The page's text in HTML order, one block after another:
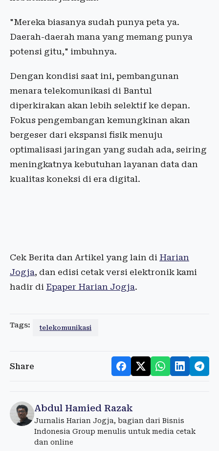
"Mereka biasanya sudah punya peta ya.
Daerah-daerah mana yang memang punya
potensi gitu," imbuhnya.
Dengan kondisi saat ini, pembangunan
menara telekomunikasi di Bantul
diperkirakan akan lebih selektif ke depan.
Fokus pengembangan kemungkinan akan
bergeser dari ekspansi fisik menuju
optimalisasi jaringan yang sudah ada, seiring
meningkatnya kebutuhan layanan data dan
kualitas koneksi di era digital.
Cek Berita dan Artikel yang lain di Harian
Jogja, dan edisi cetak versi elektronik kami
hadir di Epaper Harian Jogja.
Tags: telekomunikasi
Share
Abdul Hamied Razak
Jurnalis Harian Jogja, bagian dari Bisnis
Indonesia Group menulis untuk media cetak
dan online